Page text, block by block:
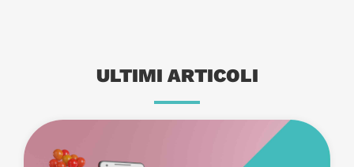
ULTIMI ARTICOLI